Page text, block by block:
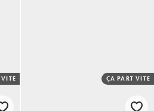
VITE ÇA PART VITE